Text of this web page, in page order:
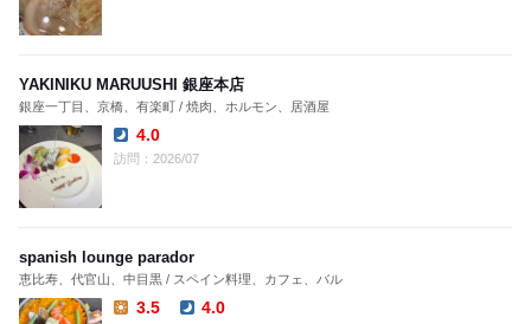
YAKINIKU MARUUSHI 銀座本店
銀座一丁目、京橋、有楽町 / 焼肉、ホルモン、居酒屋
Dinner:
4.0
訪問：2026/07
spanish lounge parador
恵比寿、代官山、中目黒 / スペイン料理、カフェ、バル
3.5 4.0